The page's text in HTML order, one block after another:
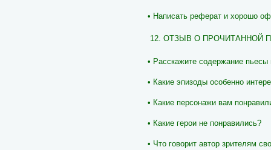
• Написать реферат и хорошо
12. ОТЗЫВ О ПРОЧИТАННОЙ
• Расскажите содержание
• Какие эпизоды особенно
• Какие персонажи вам
• Какие герои не понравились?
• Что говорит автор зрителям